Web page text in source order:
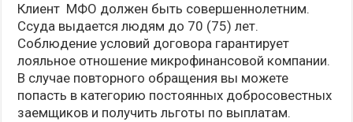
Клиент МФО должен быть совершеннолетним.
Ссуда выдается людям до 70 (75) лет.
Соблюдение условий договора гарантирует
лояльное отношение микрофинансовой компании.
В случае повторного обращения вы можете
попасть в категорию постоянных добросовестных
заемщиков и получить льготы по выплатам.